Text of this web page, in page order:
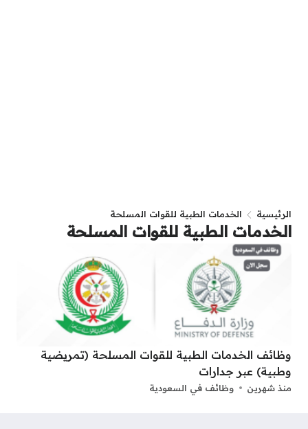
الرئيسية الخدمات الطبية للقوات المسلحة
الخدمات الطبية للقوات المسلحة
وظائف الخدمات الطبية للقوات المسلحة (تمريضية
وطبية) عبر جدارات
منذ شهرين وظائف في السعودية